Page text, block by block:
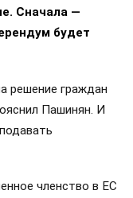
Сначала —
будет
решение граждан
Пашинян. И
членство в ЕС